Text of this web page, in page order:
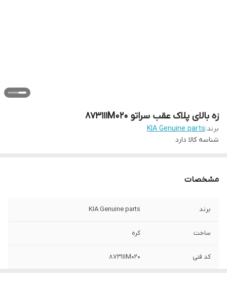
زه بالای پلاک عقب سراتو 873111M020
برند:KIA Genuine parts
شناسه کالا دارد
مشخصات
برند KIA Genuine parts
ساخت کره
کد فنی 873111M020